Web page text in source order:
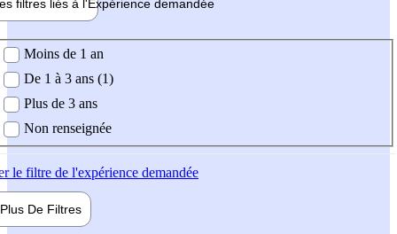
filtres liés à l'Expérience demandée
demandée
Moins de 1 an
De 1 à 3 ans (1)
Plus de 3 ans
Non renseignée
le filtre de l'expérience demandée
Plus De Filtres